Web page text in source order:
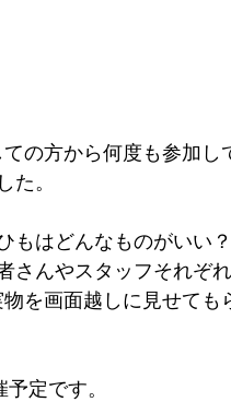
の方から何度も参加
た。
もはどんなものがいい
さんやスタッフそれぞ
を画面越しに見せて
定です。